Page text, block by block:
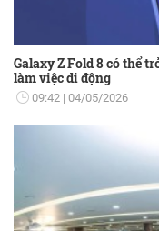
Galaxy Z Fold 8 có thể
làm việc di động
09:42 04/05/2026